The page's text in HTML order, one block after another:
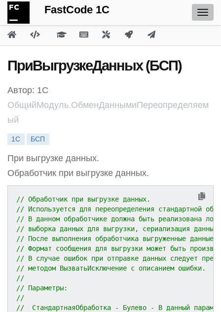
FastCode 1C
ПриВыгрузкеДанных (БСП)
Автор: 1С
ОбщийМодуль.ОбменДаннымиПереопределяем
ый
1С БСП
При выгрузке данных.
Обработчик при выгрузке данных.
// Обработчик при выгрузке данных.
// Используется для переопределения стандартной
// В данном обработчике должна быть реализована
// выборка данных для выгрузки, сериализация
// После выполнения обработчика выгруженные данные
// Формат сообщения для выгрузки может быть
// В случае ошибок при отправке данных следует
// методом ВызватьИсключение с описанием ошибки.
//
// Параметры:
//
//  СтандартнаяОбработка - Булево - В данный